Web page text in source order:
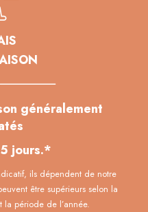
généralement
jours.*
ils dépendent de notre
être supérieurs selon la
la période de l’année.